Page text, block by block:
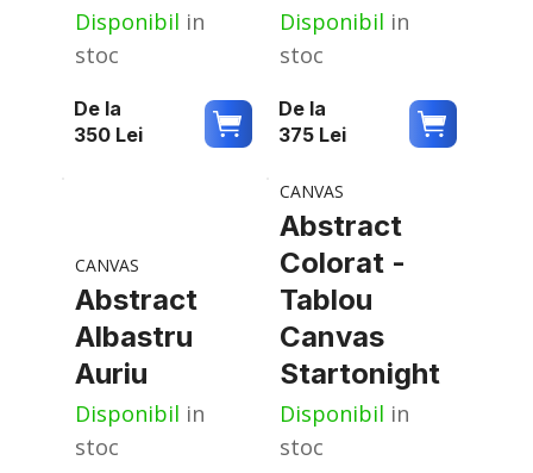
Disponibil in
stoc
De la
350 Lei
Disponibil in
stoc
De la
375 Lei
CANVAS
Abstract
Albastru
Auriu
Disponibil in
stoc
CANVAS
Abstract
Colorat -
Tablou
Canvas
Startonight
Disponibil in
stoc